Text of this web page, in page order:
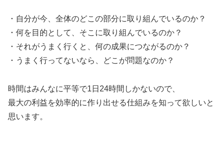
・自分が今、全体のどこの部分に取り組んでいるのか？
・何を目的として、そこに取り組んでいるのか？
・それがうまく行くと、何の成果につながるのか？
・うまく行ってないなら、どこが問題なのか？
時間はみんなに平等で1日24時間しかないので、
最大の利益を効率的に作り出せる仕組みを知って欲しいと
思います。